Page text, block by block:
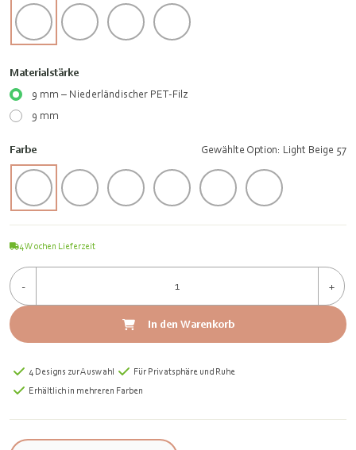
Materialstärke
9 mm – Niederländischer PET-Filz
9 mm
Farbe Gewählte Option: Light Beige 57
4Wochen Lieferzeit
- +
In den Warenkorb
4 Designs zur Auswahl
Für Privatsphäre und Ruhe
Erhältlich in mehreren Farben